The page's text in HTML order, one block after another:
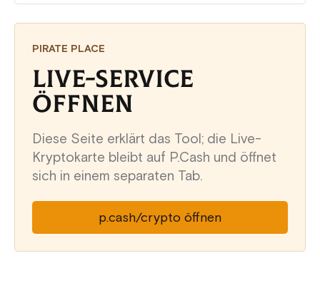
PIRATE PLACE
LIVE-SERVICE
ÖFFNEN
Diese Seite erklärt das Tool; die Live-
Kryptokarte bleibt auf P.Cash und öffnet
sich in einem separaten Tab.
p.cash/crypto öffnen